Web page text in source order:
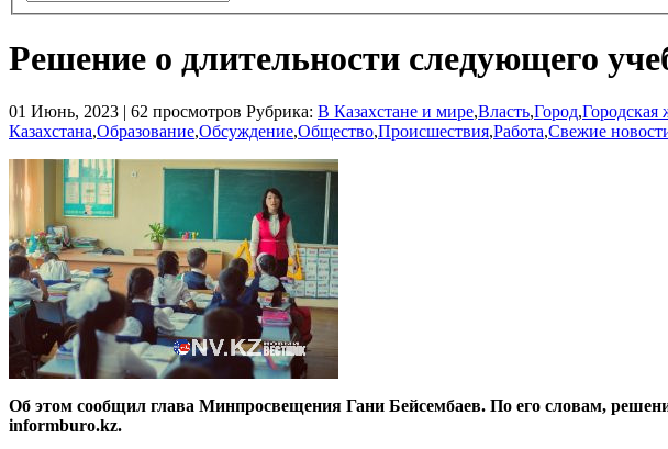
Решение о длительности следующего
01 Июнь, 2023 | 62 просмотров Рубрика: В Казахстане и мире,Власть,Город,Городская
Казахстана,Образование,Обсуждение,Общество,Происшествия,Работа,Свежие
Об этом сообщил глава Минпросвещения Гани Бейсембаев. По его словам,
informburo.kz.